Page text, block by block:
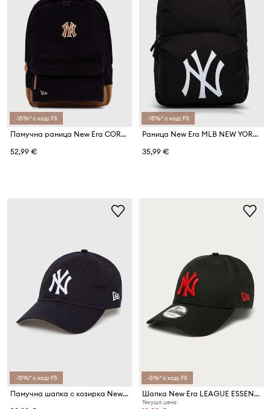
-15%* с код: FS
Памучна раница New Era CORD NEW YORK YANKEES
52,99 €
-15%* с код: FS
Раница New Era MLB NEW YORK YANKEES
35,99 €
-15%* с код: FS
Памучна шапка с козирка New Era LEAGUE ESSENTIAL 9TWENTY®
-5%* с код: FS
Шапка New Era LEAGUE ESSENTIAL 9FORTY®
Текуща цена: